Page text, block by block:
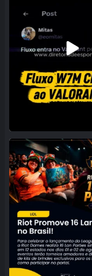
A NOSTALGIA VAI
RIOT ANUNCIA
28